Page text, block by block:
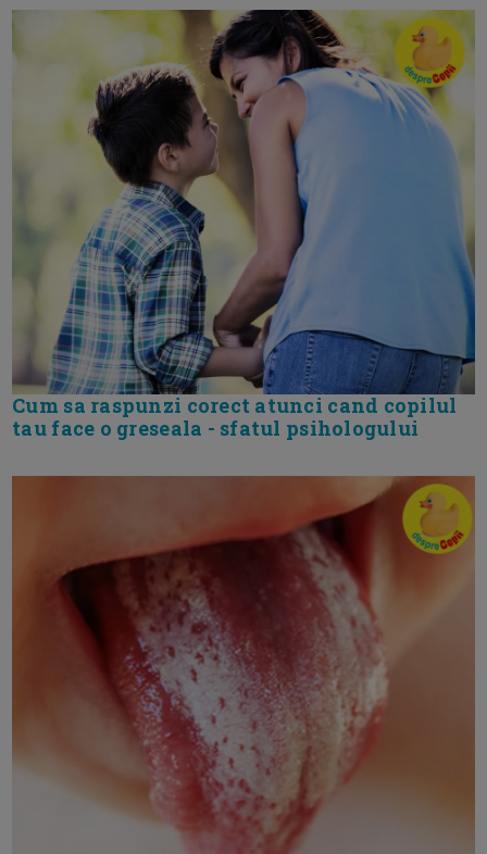
Cum sa raspunzi corect atunci cand copilul
tau face o greseala - sfatul psihologului